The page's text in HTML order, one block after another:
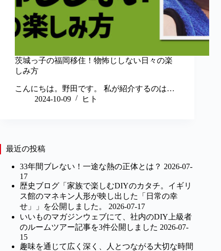
茨城っ子の福岡移住！物怖じしない日々の楽
しみ方
こんにちは。野田です。 私が紹介するのは…
2024-10-09
ヒト
最近の投稿
33年間ブレない！一途な熱の正体とは？ 2026-07-
17
歴史ブログ「家族で楽しむDIYのカタチ。イギリ
ス館のマネキン人形が映し出した「日常の幸
せ」」を公開しました。
2026-07-17
いいものマガジンウェブにて、社内のDIY上級者
のルームツアー記事を3件公開しました 2026-07-
15
趣味を通じて広く深く、人とつながる大切な時間